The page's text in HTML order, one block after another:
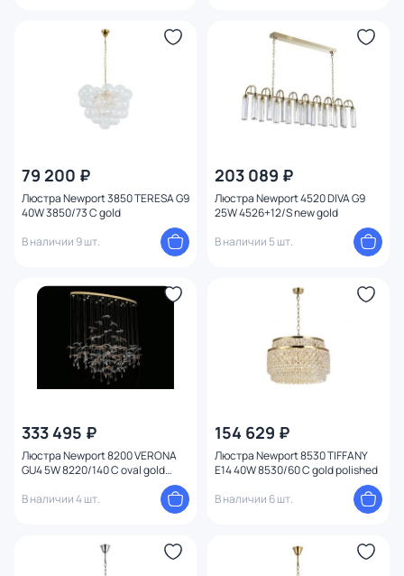
79 200 ₽
Люстра Newport 3850 TERESA G9
40W 3850/73 C gold
В наличии 9 шт.
203 089 ₽
Люстра Newport 4520 DIVA G9
25W 4526+12/S new gold
В наличии 5 шт.
333 495 ₽
Люстра Newport 8200 VERONA
GU4 5W 8220/140 С oval gold
В наличии 4 шт.
154 629 ₽
Люстра Newport 8530 TIFFANY
E14 40W 8530/60 C gold polished
В наличии 6 шт.